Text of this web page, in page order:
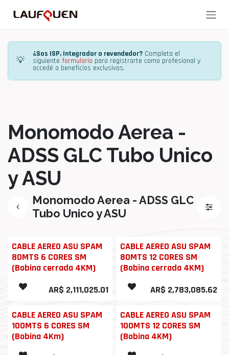
💡
¿Sos ISP, Integrador o revendedor? Completa el
siguiente formulario para registrarte como profesional y
accedé a beneficios exclusivos.
Monomodo Aerea -
ADSS GLC Tubo Unico
y ASU
Monomodo Aerea - ADSS GLC
Tubo Unico y ASU
CABLE AEREO ASU SPAM
80MTS 6 CORES SM
(Bobina cerrada 4KM)
AR$ 2,111,025.01
CABLE AEREO ASU SPAM
80MTS 12 CORES SM
(Bobina cerrada 4KM)
AR$ 2,783,085.62
CABLE AEREO ASU SPAM
100MTS 6 CORES SM
(Bobina 4Km)
CABLE AEREO ASU SPAM
100MTS 12 CORES SM
(Bobina 4KM)